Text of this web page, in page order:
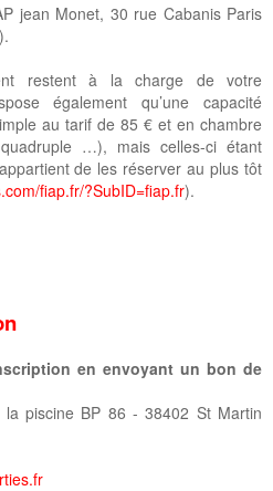
jean Monet, 30 rue Cabanis Paris
restent à la charge de votre
également qu’une capacité
au tarif de 85 € et en chambre
…), mais celles-ci étant
de les réserver au plus tôt
fiap.fr/?SubID=fiap.fr).
en envoyant un bon de
piscine BP 86 - 38402 St Martin